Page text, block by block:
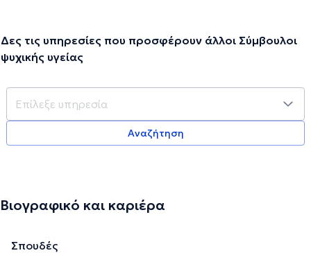
Δες τις υπηρεσίες που προσφέρουν άλλοι Σύμβουλοι
ψυχικής υγείας
Αναζήτηση
Βιογραφικό και καριέρα
Σπουδές